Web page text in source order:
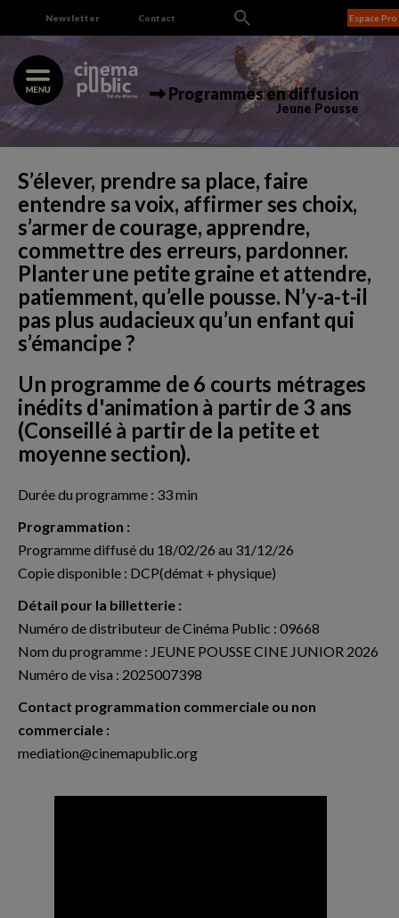
to
content
Newsletter Contact Espace Pro
Programmes en diffusion
Jeune Pousse
S’élever, prendre sa place, faire
entendre sa voix, affirmer ses choix,
s’armer de courage, apprendre,
commettre des erreurs, pardonner.
Planter une petite graine et attendre,
patiemment, qu’elle pousse. N’y-a-t-il
pas plus audacieux qu’un enfant qui
s’émancipe ?
Un programme de 6 courts métrages
inédits d'animation à partir de 3 ans
(Conseillé à partir de la petite et
moyenne section).
Durée du programme : 33 min
Programmation :
Programme diffusé du 18/02/26 au 31/12/26
Copie disponible : DCP(démat + physique)
Détail pour la billetterie :
Numéro de distributeur de Cinéma Public : 09668
Nom du programme : JEUNE POUSSE CINE JUNIOR 2026
Numéro de visa : 2025007398
Contact programmation commerciale ou non
commerciale :
mediation@cinemapublic.org